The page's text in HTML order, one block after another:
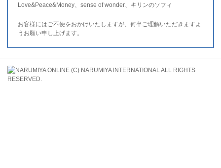
Love&Peace&Money、sense of wonder、キリンのソフィ
お客様にはご不便をおかけいたしますが、何卒ご理解いただきますよ
うお願い申し上げます。